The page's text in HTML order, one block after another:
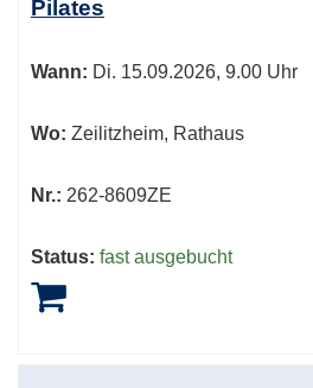
können
werden.
Pilates
Wann: Di. 15.09.2026, 9.00 Uhr
Wo: Zeilitzheim, Rathaus
Nr.: 262-8609ZE
Status: fast ausgebucht